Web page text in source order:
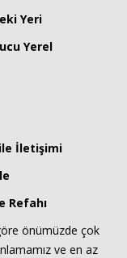
Yeri
Yerel
İletişimi
Refahı
önümüzde çok
ve en az